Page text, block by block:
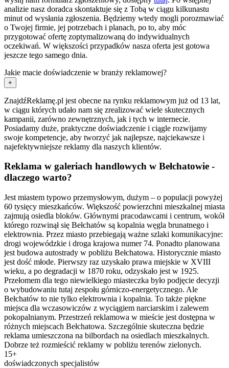
analizie nasz doradca skontaktuje się z Tobą w ciągu kilkunastu
minut od wysłania zgłoszenia. Będziemy wtedy mogli porozmawiać
o Twojej firmie, jej potrzebach i planach, po to, aby móc
przygotować ofertę zoptymalizowaną do indywidualnych
oczekiwań. W większości przypadków nasza oferta jest gotowa
jeszcze tego samego dnia.
Jakie macie doświadczenie w branży reklamowej?
+
ZnajdźReklamę.pl jest obecne na rynku reklamowym już od 13 lat,
w ciągu których udało nam się zrealizować wiele skutecznych
kampanii, zarówno zewnętrznych, jak i tych w internecie.
Posiadamy duże, praktyczne doświadczenie i ciągle rozwijamy
swoje kompetencje, aby tworzyć jak najlepsze, najciekawsze i
najefektywniejsze reklamy dla naszych klientów.
Reklama w galeriach handlowych w Bełchatowie -
dlaczego warto?
Jest miastem typowo przemysłowym, dużym – o populacji powyżej
60 tysięcy mieszkańców. Większość powierzchni mieszkalnej miasta
zajmują osiedla bloków. Głównymi pracodawcami i centrum, wokół
którego rozwinął się Bełchatów są kopalnia węgla brunatnego i
elektrownia. Przez miasto przebiegają ważne szlaki komunikacyjne:
drogi wojewódzkie i droga krajowa numer 74. Ponadto planowana
jest budowa autostrady w pobliżu Bełchatowa. Historycznie miasto
jest dość młode. Pierwszy raz uzyskało prawa miejskie w XVIII
wieku, a po degradacji w 1870 roku, odzyskało jest w 1925.
Przełomem dla tego niewielkiego miasteczka było podjęcie decyzji
o wybudowaniu tutaj zespołu górniczo-energetycznego. Ale
Bełchatów to nie tylko elektrownia i kopalnia. To także piękne
miejsca dla wczasowiczów z wyciągiem narciarskim i zalewem
pokopalnianym. Przestrzeń reklamowa w mieście jest dostępna w
różnych miejscach Bełchatowa. Szczególnie skuteczna będzie
reklama umieszczona na bilbordach na osiedlach mieszkalnych.
Dobrze też rozmieścić reklamy w pobliżu terenów zielonych.
15+
doświadczonych specjalistów